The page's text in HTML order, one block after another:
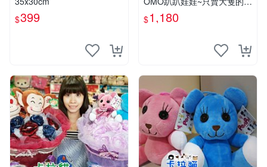
$399
號~單隻價～生日禮物
$1,180